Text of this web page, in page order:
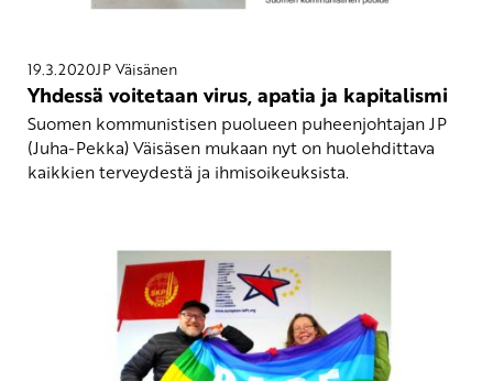
19.3.2020JP Väisänen
Yhdessä voitetaan virus, apatia ja kapitalismi
Suomen kommunistisen puolueen puheenjohtajan JP
(Juha-Pekka) Väisäsen mukaan nyt on huolehdittava
kaikkien terveydestä ja ihmisoikeuksista.